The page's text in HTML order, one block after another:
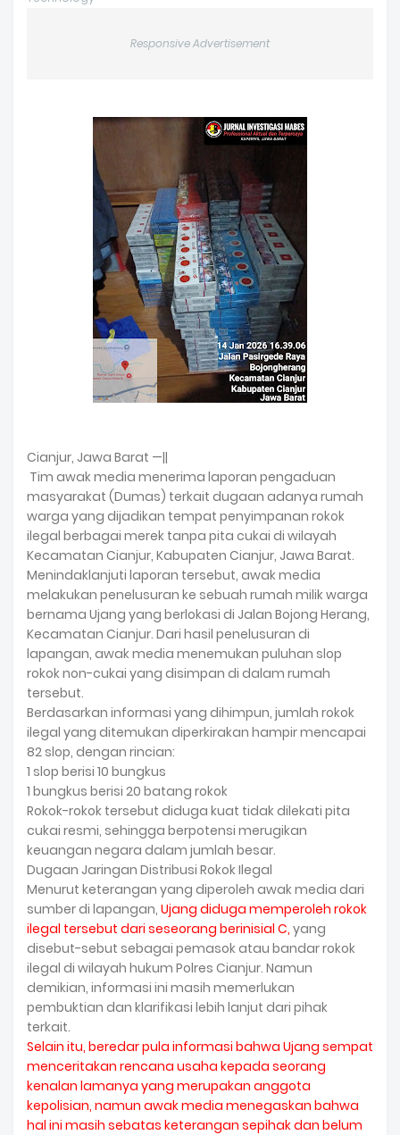
Responsive Advertisement
Cianjur, Jawa Barat —||
Tim awak media menerima laporan pengaduan
masyarakat (Dumas) terkait dugaan adanya rumah
warga yang dijadikan tempat penyimpanan rokok
ilegal berbagai merek tanpa pita cukai di wilayah
Kecamatan Cianjur, Kabupaten Cianjur, Jawa Barat.
Menindaklanjuti laporan tersebut, awak media
melakukan penelusuran ke sebuah rumah milik warga
bernama Ujang yang berlokasi di Jalan Bojong Herang,
Kecamatan Cianjur. Dari hasil penelusuran di
lapangan, awak media menemukan puluhan slop
rokok non-cukai yang disimpan di dalam rumah
tersebut.
Berdasarkan informasi yang dihimpun, jumlah rokok
ilegal yang ditemukan diperkirakan hampir mencapai
82 slop, dengan rincian:
1 slop berisi 10 bungkus
1 bungkus berisi 20 batang rokok
Rokok-rokok tersebut diduga kuat tidak dilekati pita
cukai resmi, sehingga berpotensi merugikan
keuangan negara dalam jumlah besar.
Dugaan Jaringan Distribusi Rokok Ilegal
Menurut keterangan yang diperoleh awak media dari
sumber di lapangan, Ujang diduga memperoleh rokok
ilegal tersebut dari seseorang berinisial C, yang
disebut-sebut sebagai pemasok atau bandar rokok
ilegal di wilayah hukum Polres Cianjur. Namun
demikian, informasi ini masih memerlukan
pembuktian dan klarifikasi lebih lanjut dari pihak
terkait.
Selain itu, beredar pula informasi bahwa Ujang sempat
menceritakan rencana usaha kepada seorang
kenalan lamanya yang merupakan anggota
kepolisian, namun awak media menegaskan bahwa
hal ini masih sebatas keterangan sepihak dan belum